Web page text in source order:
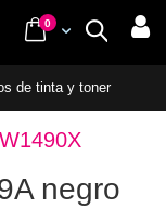
Buscar
Cart
0items
de tinta y toner
negro